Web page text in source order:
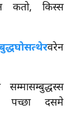
कतो, किस्स
वरेन
पच्छा दसमे